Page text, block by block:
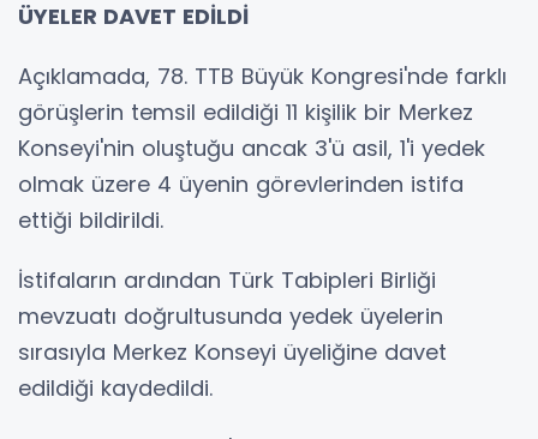
ÜYELER DAVET EDİLDİ
Açıklamada, 78. TTB Büyük Kongresi'nde farklı
görüşlerin temsil edildiği 11 kişilik bir Merkez
Konseyi'nin oluştuğu ancak 3'ü asil, 1'i yedek
olmak üzere 4 üyenin görevlerinden istifa
ettiği bildirildi.
İstifaların ardından Türk Tabipleri Birliği
mevzuatı doğrultusunda yedek üyelerin
sırasıyla Merkez Konseyi üyeliğine davet
edildiği kaydedildi.